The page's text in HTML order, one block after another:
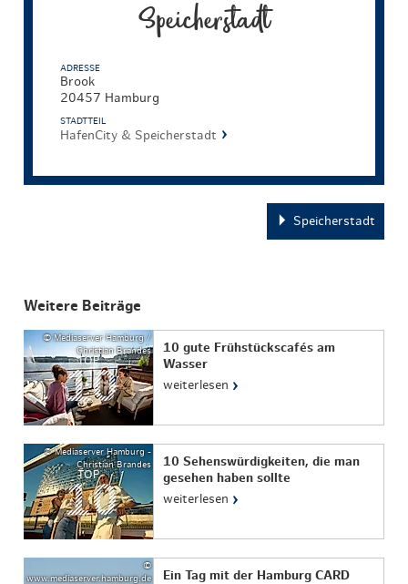
Speicherstadt
ADRESSE
Brook
20457 Hamburg
STADTTEIL
HafenCity & Speicherstadt
Speicherstadt
Weitere Beiträge
© Mediaserver Hamburg /
Christian Brandes
TOP
10 gute Frühstückscafés am
Wasser
weiterlesen ›
© Mediaserver Hamburg -
Christian Brandes
TOP
10 Sehenswürdigkeiten, die man
gesehen haben sollte
weiterlesen ›
©
www.mediaserver.hamburg.de
Ein Tag mit der Hamburg CARD